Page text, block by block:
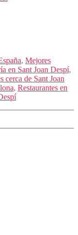
, Mejores
en Sant Joan Despí,
cerca de Sant Joan
, Restaurantes en